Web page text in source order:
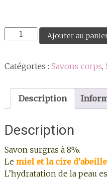
quantité
"Trésor
Incas"
(idéal
peaux
sèches)
Ajouter au
Catégories : Savons corps,
Description
Description
Savon surgras à 8%.
Le miel et la cire d’abeille
L’hydratation de la peau